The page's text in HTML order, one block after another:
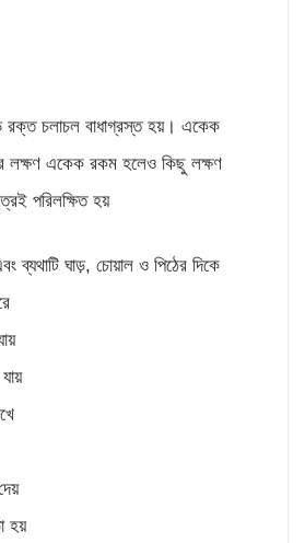
রক্ত চলাচল বাধাগ্রস্ত হয়। একেক
লক্ষণ একেক রকম হলেও কিছু লক্ষণ
পরিলক্ষিত হয়
ব্যথাটি ঘাড়, চোয়াল ও পিঠের দিকে
হয়